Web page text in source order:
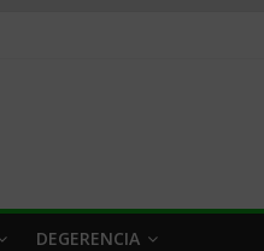
DEGERENCIA